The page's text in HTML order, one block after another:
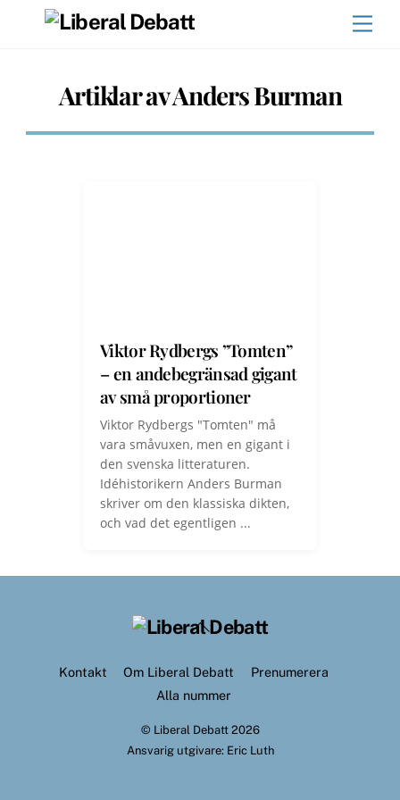
Artiklar av Anders Burman
Viktor Rydbergs ”Tomten”
– en andebegränsad gigant
av små proportioner
Viktor Rydbergs "Tomten" må
vara småvuxen, men en gigant i
den svenska litteraturen.
Idéhistorikern Anders Burman
skriver om den klassiska dikten,
och vad det egentligen ...
Back
Top
Kontakt Om Liberal Debatt
Prenumerera
Alla nummer
© Liberal Debatt2026
Ansvarig utgivare: Eric Luth